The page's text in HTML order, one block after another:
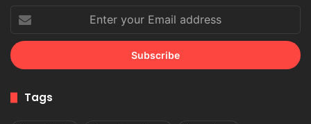
your
Email
address
Tags